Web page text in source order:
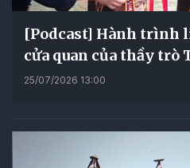
[Podcast] Hành trình
cửa quan của thầy trò
25/07/2026 13:00